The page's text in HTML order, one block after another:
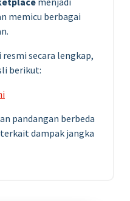
memicu berbagai
secara lengkap,
berikut:
pandangan berbeda
dampak jangka